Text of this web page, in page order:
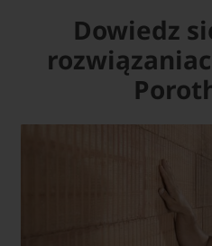
Dowiedz